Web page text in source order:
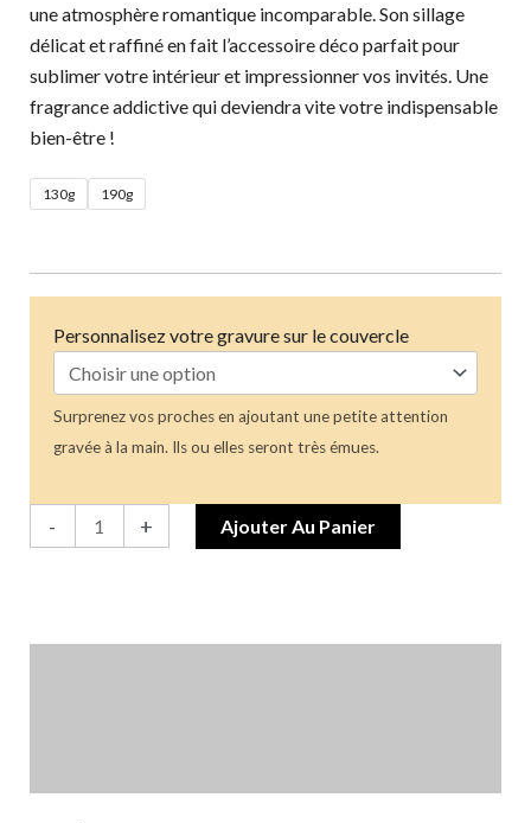
une atmosphère romantique incomparable. Son sillage
délicat et raffiné en fait l’accessoire déco parfait pour
sublimer votre intérieur et impressionner vos invités. Une
fragrance addictive qui deviendra vite votre indispensable
bien-être !
130g 190g
Personnalisez votre gravure sur le couvercle
Surprenez vos proches en ajoutant une petite attention
gravée à la main. Ils ou elles seront très émues.
- + Ajouter Au Panier